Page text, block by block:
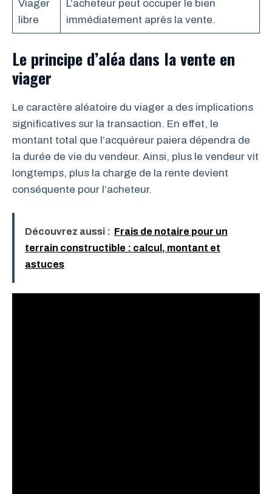
Viager
libre
L’acheteur peut occuper le bien
immédiatement après la vente.
Le principe d’aléa dans la vente en
viager
Le caractère aléatoire du viager a des implications
significatives sur la transaction. En effet, le
montant total que l’acquéreur paiera dépendra de
la durée de vie du vendeur. Ainsi, plus le vendeur vit
longtemps, plus la charge de la rente devient
conséquente pour l’acheteur.
Découvrez aussi : Frais de notaire pour un
terrain constructible : calcul, montant et
astuces